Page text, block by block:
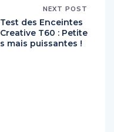
NEXT POST
Test des Enceintes
Creative T60 : Petite
s mais puissantes !